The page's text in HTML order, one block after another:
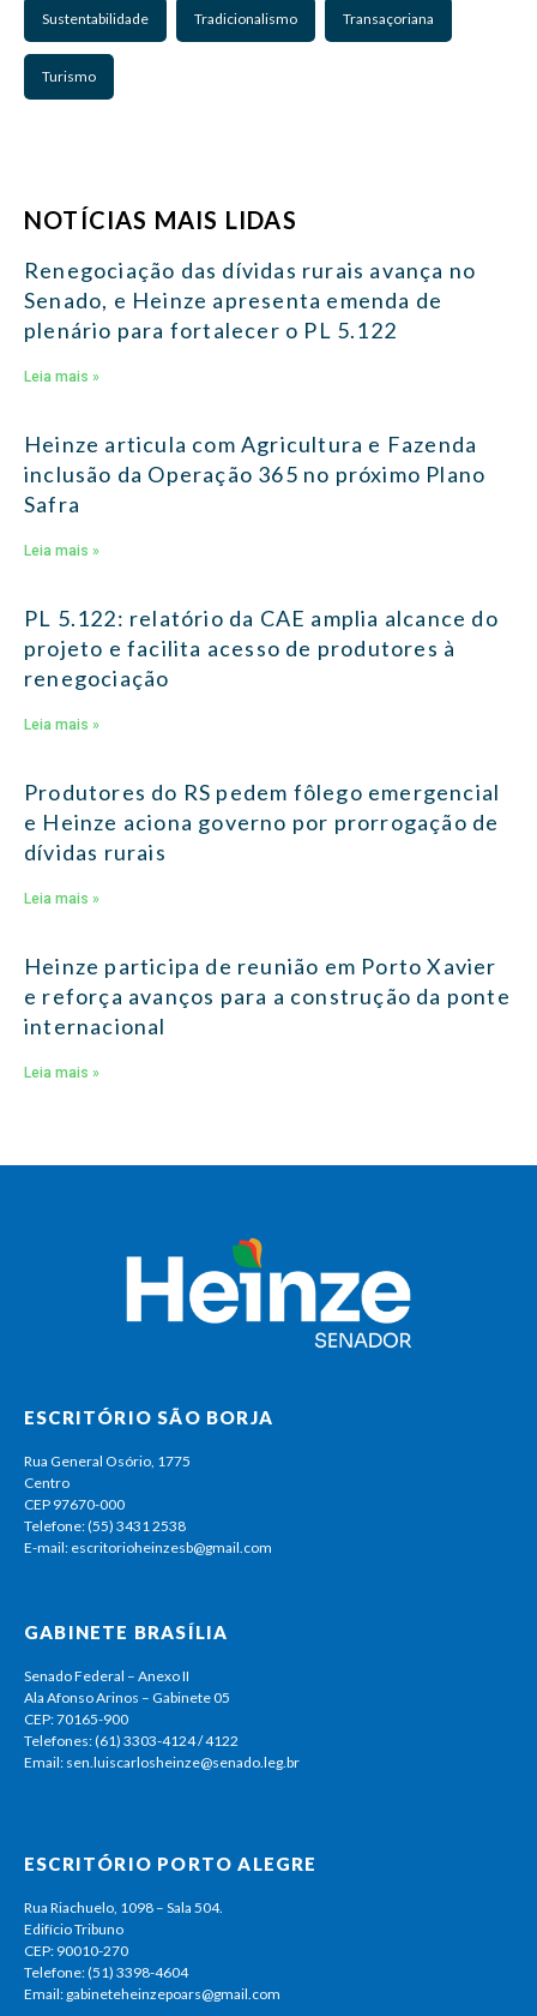
Sustentabilidade Tradicionalismo Transaçoriana
Turismo
NOTÍCIAS MAIS LIDAS
Renegociação das dívidas rurais avança no
Senado, e Heinze apresenta emenda de
plenário para fortalecer o PL 5.122
Leia mais »
Heinze articula com Agricultura e Fazenda
inclusão da Operação 365 no próximo Plano
Safra
Leia mais »
PL 5.122: relatório da CAE amplia alcance do
projeto e facilita acesso de produtores à
renegociação
Leia mais »
Produtores do RS pedem fôlego emergencial
e Heinze aciona governo por prorrogação de
dívidas rurais
Leia mais »
Heinze participa de reunião em Porto Xavier
e reforça avanços para a construção da ponte
internacional
Leia mais »
ESCRITÓRIO SÃO BORJA
Rua General Osório, 1775
Centro
CEP 97670-000
Telefone: (55) 3431 2538
E-mail: escritorioheinzesb@gmail.com
GABINETE BRASÍLIA
Senado Federal – Anexo II
Ala Afonso Arinos – Gabinete 05
CEP: 70165-900
Telefones: (61) 3303-4124 / 4122
Email: sen.luiscarlosheinze@senado.leg.br
ESCRITÓRIO PORTO ALEGRE
Rua Riachuelo, 1098 – Sala 504.
Edifício Tribuno
CEP: 90010-270
Telefone: (51) 3398-4604
Email: gabineteheinzepoars@gmail.com